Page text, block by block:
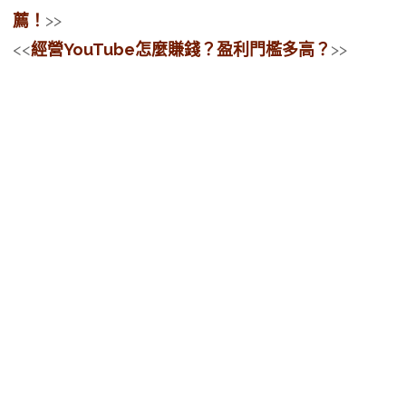
薦！ >>
<<經營YouTube怎麼賺錢？盈利門檻多高？ >>